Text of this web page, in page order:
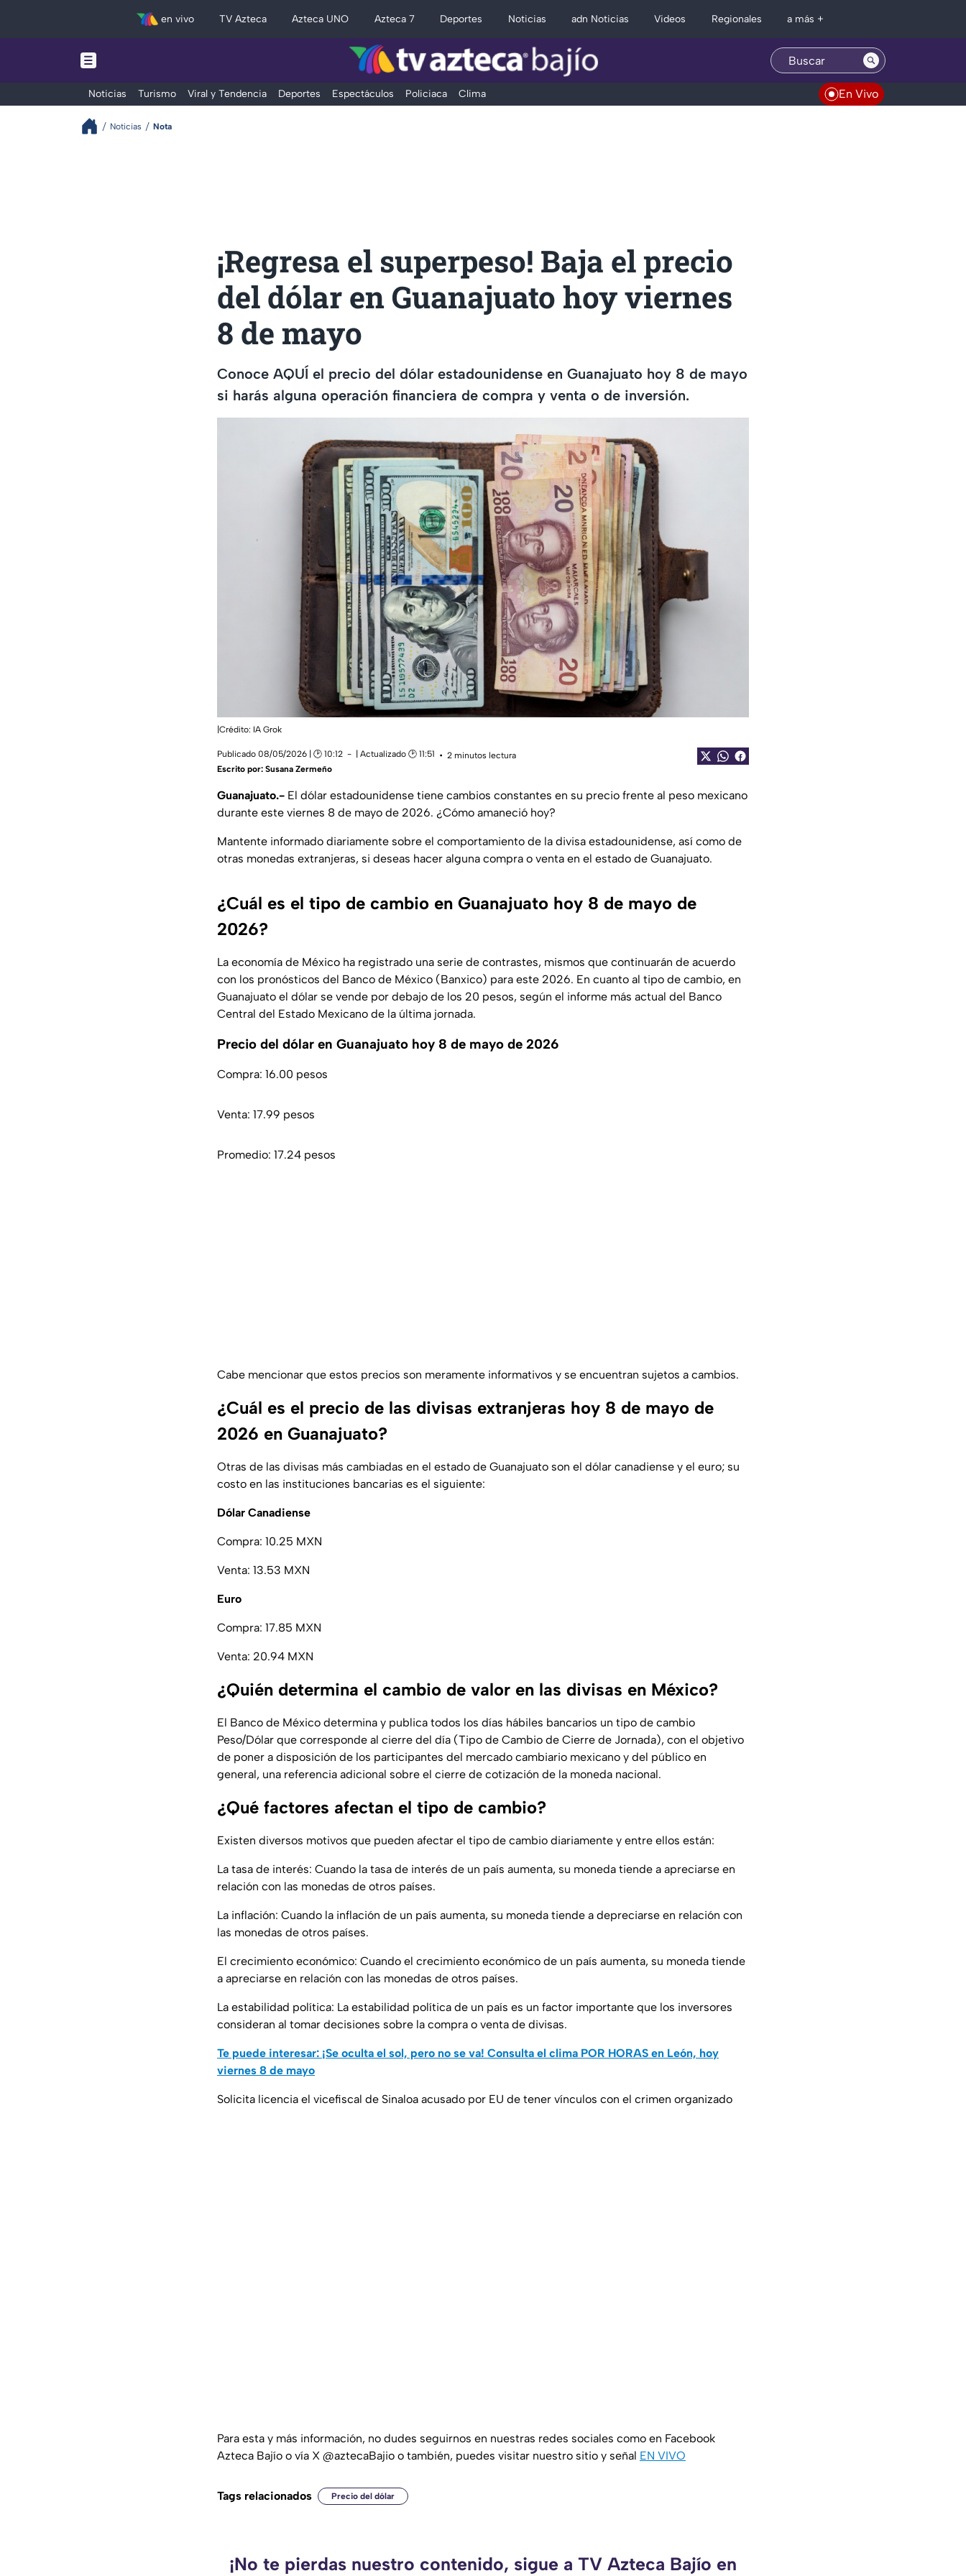
en vivo TV Azteca Azteca UNO Azteca 7 Deportes Noticias adn Noticias Videos Regionales a más +
Noticias Turismo Viral y Tendencia Deportes Espectáculos Policiaca Clima En Vivo
Noticias Nota
¡Regresa el superpeso! Baja el precio
del dólar en Guanajuato hoy viernes
8 de mayo
Conoce AQUÍ el precio del dólar estadounidense en Guanajuato hoy 8 de mayo
si harás alguna operación financiera de compra y venta o de inversión.
|Crédito: IA Grok
Publicado 08/05/2026 | 🕑 10:12 | Actualizado 🕑 11:51
2 minutos lectura
Escrito por: Susana Zermeño
Guanajuato.- El dólar estadounidense tiene cambios constantes en su precio frente al peso mexicano
durante este viernes 8 de mayo de 2026. ¿Cómo amaneció hoy?
Mantente informado diariamente sobre el comportamiento de la divisa estadounidense, así como de
otras monedas extranjeras, si deseas hacer alguna compra o venta en el estado de Guanajuato.
¿Cuál es el tipo de cambio en Guanajuato hoy 8 de mayo de
2026?
La economía de México ha registrado una serie de contrastes, mismos que continuarán de acuerdo
con los pronósticos del Banco de México (Banxico) para este 2026. En cuanto al tipo de cambio, en
Guanajuato el dólar se vende por debajo de los 20 pesos, según el informe más actual del Banco
Central del Estado Mexicano de la última jornada.
Precio del dólar en Guanajuato hoy 8 de mayo de 2026
Compra: 16.00 pesos
Venta: 17.99 pesos
Promedio: 17.24 pesos
Cabe mencionar que estos precios son meramente informativos y se encuentran sujetos a cambios.
¿Cuál es el precio de las divisas extranjeras hoy 8 de mayo de
2026 en Guanajuato?
Otras de las divisas más cambiadas en el estado de Guanajuato son el dólar canadiense y el euro; su
costo en las instituciones bancarias es el siguiente:
Dólar Canadiense
Compra: 10.25 MXN
Venta: 13.53 MXN
Euro
Compra: 17.85 MXN
Venta: 20.94 MXN
¿Quién determina el cambio de valor en las divisas en México?
El Banco de México determina y publica todos los días hábiles bancarios un tipo de cambio
Peso/Dólar que corresponde al cierre del día (Tipo de Cambio de Cierre de Jornada), con el objetivo
de poner a disposición de los participantes del mercado cambiario mexicano y del público en
general, una referencia adicional sobre el cierre de cotización de la moneda nacional.
¿Qué factores afectan el tipo de cambio?
Existen diversos motivos que pueden afectar el tipo de cambio diariamente y entre ellos están:
La tasa de interés: Cuando la tasa de interés de un país aumenta, su moneda tiende a apreciarse en
relación con las monedas de otros países.
La inflación: Cuando la inflación de un país aumenta, su moneda tiende a depreciarse en relación con
las monedas de otros países.
El crecimiento económico: Cuando el crecimiento económico de un país aumenta, su moneda tiende
a apreciarse en relación con las monedas de otros países.
La estabilidad política: La estabilidad política de un país es un factor importante que los inversores
consideran al tomar decisiones sobre la compra o venta de divisas.
Te puede interesar: ¡Se oculta el sol, pero no se va! Consulta el clima POR HORAS en León, hoy
viernes 8 de mayo
Solicita licencia el vicefiscal de Sinaloa acusado por EU de tener vínculos con el crimen organizado
Para esta y más información, no dudes seguirnos en nuestras redes sociales como en Facebook
Azteca Bajío o vía X @aztecaBajio o también, puedes visitar nuestro sitio y señal EN VIVO
Tags relacionados Precio del dólar
¡No te pierdas nuestro contenido, sigue a TV Azteca Bajío en